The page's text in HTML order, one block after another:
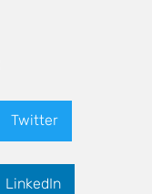
Twitter
LinkedIn